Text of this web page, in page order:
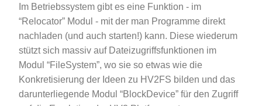
Im Betriebssystem gibt es eine Funktion - im
“Relocator” Modul - mit der man Programme direkt
nachladen (und auch starten!) kann. Diese wiederum
stützt sich massiv auf Dateizugriffsfunktionen im
Modul “FileSystem”, wo sie so etwas wie die
Konkretisierung der Ideen zu HV2FS bilden und das
darunterliegende Modul “BlockDevice” für den Zugriff